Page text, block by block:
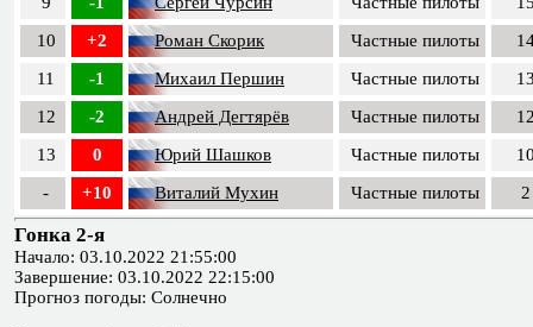
10
+2 Роман Скорик Частные пилоты
11
-1 Михаил Першин Частные пилоты
12
-2 Андрей Дегтярёв Частные пилоты
13
0 Юрий Шашков Частные пилоты
-
+10 Виталий Мухин Частные пилоты 2
Гонка 2-я
Начало: 03.10.2022 21:55:00
Завершение: 03.10.2022 22:15:00
Прогноз погоды: Солнечно